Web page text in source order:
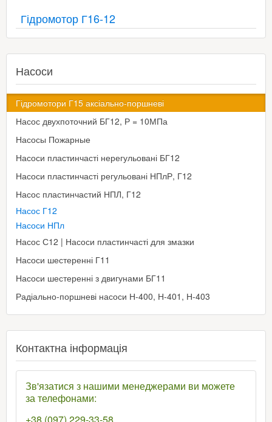
Гідромотор Г16-12
Насоси
Гідромотори Г15 аксіально-поршневі
Насос двухпоточний БГ12, Р = 10МПа
Насосы Пожарные
Насоси пластинчасті нерегульовані БГ12
Насоси пластинчасті регульовані НПлР, Г12
Насос пластинчастий НПЛ, Г12
Насос Г12
Насоси НПл
Насос С12 | Насоси пластинчасті для змазки
Насоси шестеренні Г11
Насоси шестеренні з двигунами БГ11
Радіально-поршневі насоси Н-400, Н-401, Н-403
Контактна інформація
Зв'язатися з нашими менеджерами ви можете
за телефонами: